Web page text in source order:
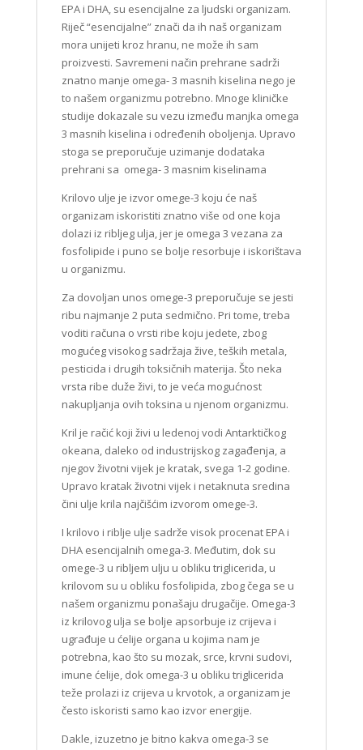
EPA i DHA, su esencijalne za ljudski organizam.
Riječ “esencijalne” znači da ih naš organizam
mora unijeti kroz hranu, ne može ih sam
proizvesti. Savremeni način prehrane sadrži
znatno manje omega- 3 masnih kiselina nego je
to našem organizmu potrebno. Mnoge kliničke
studije dokazale su vezu između manjka omega
3 masnih kiselina i određenih oboljenja. Upravo
stoga se preporučuje uzimanje dodataka
prehrani sa omega- 3 masnim kiselinama
Krilovo ulje je izvor omege-3 koju će naš
organizam iskoristiti znatno više od one koja
dolazi iz ribljeg ulja, jer je omega 3 vezana za
fosfolipide i puno se bolje resorbuje i iskorištava
u organizmu.
Za dovoljan unos omege-3 preporučuje se jesti
ribu najmanje 2 puta sedmično. Pri tome, treba
voditi računa o vrsti ribe koju jedete, zbog
mogućeg visokog sadržaja žive, teških metala,
pesticida i drugih toksičnih materija. Što neka
vrsta ribe duže živi, to je veća mogućnost
nakupljanja ovih toksina u njenom organizmu.
Kril je račić koji živi u ledenoj vodi Antarktičkog
okeana, daleko od industrijskog zagađenja, a
njegov životni vijek je kratak, svega 1-2 godine.
Upravo kratak životni vijek i netaknuta sredina
čini ulje krila najčišćim izvorom omege-3.
I krilovo i riblje ulje sadrže visok procenat EPA i
DHA esencijalnih omega-3. Međutim, dok su
omege-3 u ribljem ulju u obliku triglicerida, u
krilovom su u obliku fosfolipida, zbog čega se u
našem organizmu ponašaju drugačije. Omega-3
iz krilovog ulja se bolje apsorbuje iz crijeva i
ugrađuje u ćelije organa u kojima nam je
potrebna, kao što su mozak, srce, krvni sudovi,
imune ćelije, dok omega-3 u obliku triglicerida
teže prolazi iz crijeva u krvotok, a organizam je
često iskoristi samo kao izvor energije.
Dakle, izuzetno je bitno kakva omega-3 se